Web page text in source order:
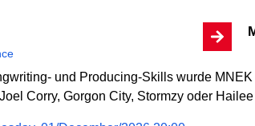
und Producing-Skills wurde
Corry, Gorgon City, Stormzy oder